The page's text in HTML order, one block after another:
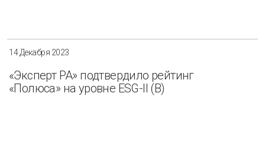
14 Декабря 2023
«Эксперт РА» подтвердило рейтинг
«Полюса» на уровне ESG-II (B)